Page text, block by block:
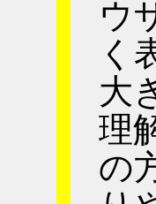
ウ
く
大
理
の